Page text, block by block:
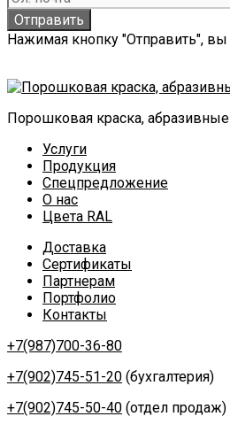
Нажимая кнопку "Отправить",
Порошковая краска,
Услуги
Продукция
Спецпредложение
О нас
Цвета RAL
Доставка
Сертификаты
Партнерам
Портфолио
Контакты
+7(987)700-36-80
+7(902)745-51-20 (бухгалтерия)
+7(902)745-50-40 (отдел продаж)